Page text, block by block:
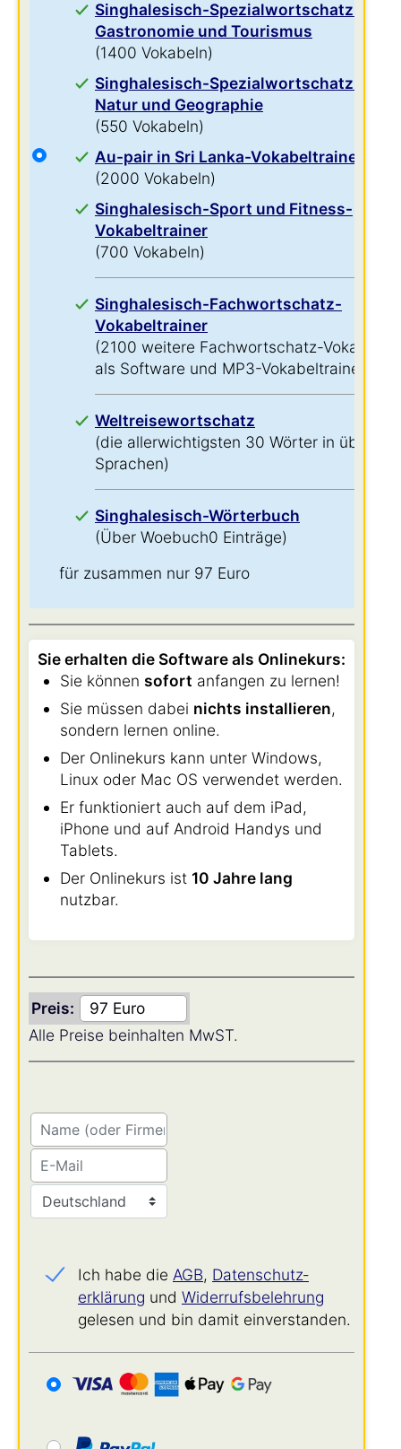
Singhalesisch-Spezialwortschatz für
Gastronomie und Tourismus
(1400 Vokabeln)
Singhalesisch-Spezialwortschatz für
Natur und Geographie
(550 Vokabeln)
Au-pair in Sri Lanka-Vokabeltrainer
(2000 Vokabeln)
Singhalesisch-Sport und Fitness-
Vokabeltrainer
(700 Vokabeln)
Singhalesisch-Fachwortschatz-
Vokabeltrainer
(2100 weitere Fachwortschatz-Vokabeln
als Software und MP3-Vokabeltrainer)
Weltreisewortschatz
(die allerwichtigsten 30 Wörter in über 60
Sprachen)
Singhalesisch-Wörterbuch
(Über Woebuch0 Einträge)
für zusammen nur 97 Euro
Sie erhalten die Software als Onlinekurs:
Sie können sofort anfangen zu lernen!
Sie müssen dabei nichts installieren,
sondern lernen online.
Der Onlinekurs kann unter Windows,
Linux oder Mac OS verwendet werden.
Er funktioniert auch auf dem iPad,
iPhone und auf Android Handys und
Tablets.
Der Onlinekurs ist 10 Jahre lang
nutzbar.
Preis:
Alle Preise beinhalten MwST.
Ich habe die AGB, Datenschutz­
erklärung und Widerrufs­belehrung
gelesen und bin damit einverstanden.